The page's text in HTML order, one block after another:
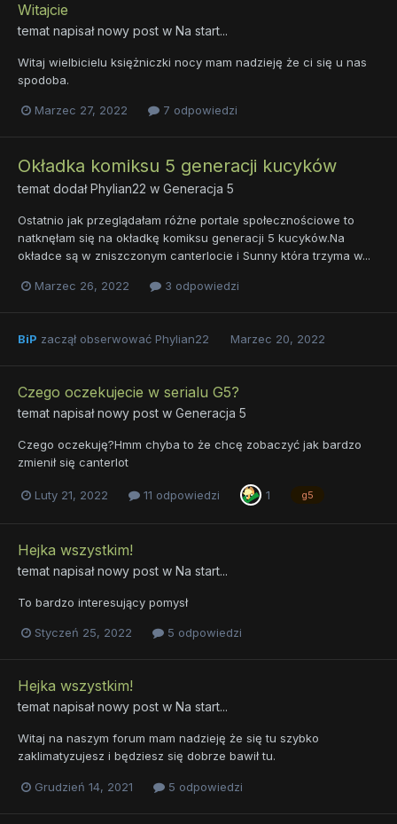
Witajcie
temat napisał nowy post w Na start...
Witaj wielbicielu księżniczki nocy mam nadzieję że ci się u nas
spodoba.
Marzec 27, 2022 7 odpowiedzi
Okładka komiksu 5 generacji kucyków
temat dodałPhylian22 w Generacja 5
Ostatnio jak przeglądałam różne portale społecznościowe to
natknęłam się na okładkę komiksu generacji 5 kucyków.Na
okładce są w zniszczonym canterlocie i Sunny która trzyma w...
Marzec 26, 2022 3 odpowiedzi
BiP zaczął obserwować Phylian22 Marzec 20, 2022
Czego oczekujecie w serialu G5?
temat napisał nowy post w Generacja 5
Czego oczekuję?Hmm chyba to że chcę zobaczyć jak bardzo
zmienił się canterlot
Luty 21, 2022 11 odpowiedzi 1 g5
Hejka wszystkim!
temat napisał nowy post w Na start...
To bardzo interesujący pomysł
Styczeń 25, 2022 5 odpowiedzi
Hejka wszystkim!
temat napisał nowy post w Na start...
Witaj na naszym forum mam nadzieję że się tu szybko
zaklimatyzujesz i będziesz się dobrze bawił tu.
Grudzień 14, 2021 5 odpowiedzi